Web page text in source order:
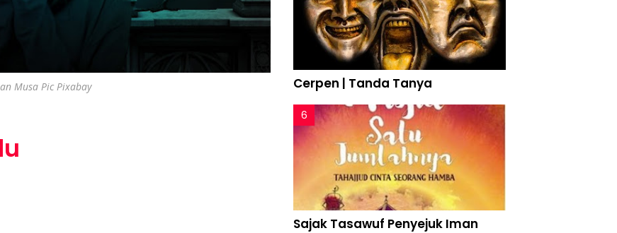
Musa Pic Pixabay Cerpen | Tanda Tanya
Sajak Tasawuf Penyejuk Iman